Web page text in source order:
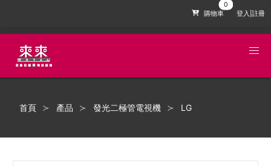
購物車 登入|註冊
首頁 產品 發光二極管電視機 LG